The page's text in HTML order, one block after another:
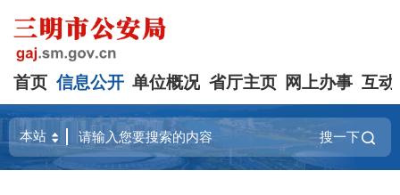
首页 信息公开 单位概况 省厅主页 网上办事 互动
搜一下